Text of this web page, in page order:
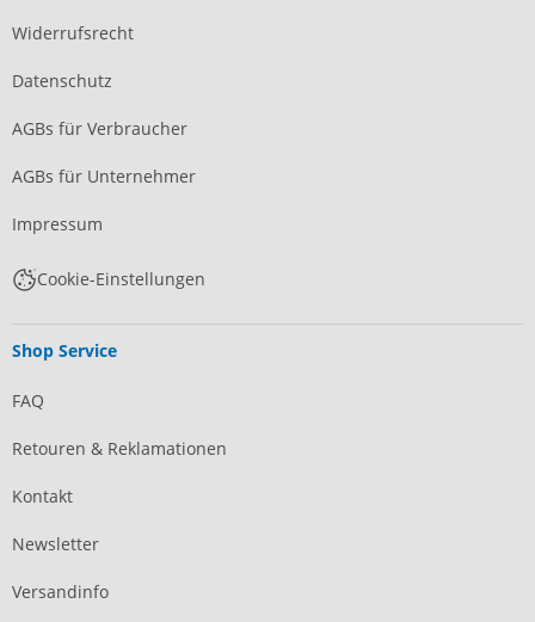
Widerrufsrecht
Datenschutz
AGBs für Verbraucher
AGBs für Unternehmer
Impressum
Cookie-Einstellungen
Shop Service
FAQ
Retouren & Reklamationen
Kontakt
Newsletter
Versandinfo